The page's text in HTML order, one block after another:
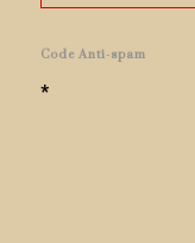
Code Anti-spam
*